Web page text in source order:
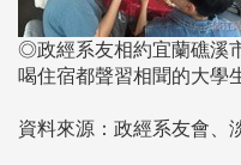
◎政經系友相約宜蘭礁溪
喝住宿都聲習相聞的大學
資料來源：政經系友會、